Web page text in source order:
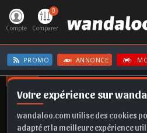
Votre expérience sur
wandaloo.com utilise des cookies
adapté et la meilleure expérience
Compte
0
Comparer
PROMO ANNONCE
OFFRES
KAMIQ FRONTERA